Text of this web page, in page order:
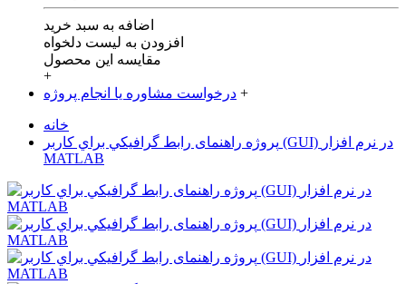
اضافه به سبد خرید
افزودن به لیست دلخواه
مقایسه این محصول
+
درخواست مشاوره یا انجام پروژه +
خانه
پروژه راهنمای رابط گرافيكي براي كاربر (GUI) در نرم افزار
MATLAB